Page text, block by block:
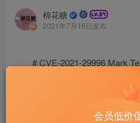
棉花糖
2021年7月15日发布
# CVE-2021-29996 Mark
Mark Text 0.16.3可以使攻擊者
變異跨站腳本（XSS）Payload
会员低价